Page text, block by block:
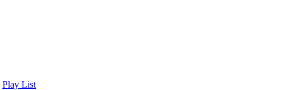
Play List